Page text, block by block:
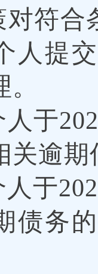
符合
人提
人于
关逾期
人于
债务